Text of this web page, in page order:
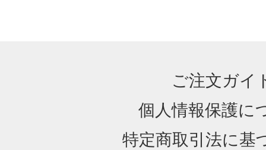
ご注文ガイ
個人情報保護に
特定商取引法に基